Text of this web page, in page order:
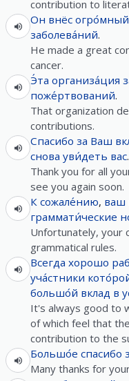
contribution to
Он внёс огро́мный
заболева́ний.
He made a great
cancer.
Э́та организа́ция
поже́ртвований.
That organization
contributions.
Спасибо за Ваш
снова уви́деть вас.
Thank you for all
see you again soon.
К сожале́нию, ваш
граммати́ческие
Unfortunately, your
grammatical rules.
Всегда хорошо
уча́стники
большо́й вклад в
It's always good to
of which feel that
contribution to the
Большо́е спасибо
Many thanks for